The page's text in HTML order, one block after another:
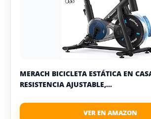
MERACH BICICLETA ESTÁTICA EN
RESISTENCIA AJUSTABLE,...